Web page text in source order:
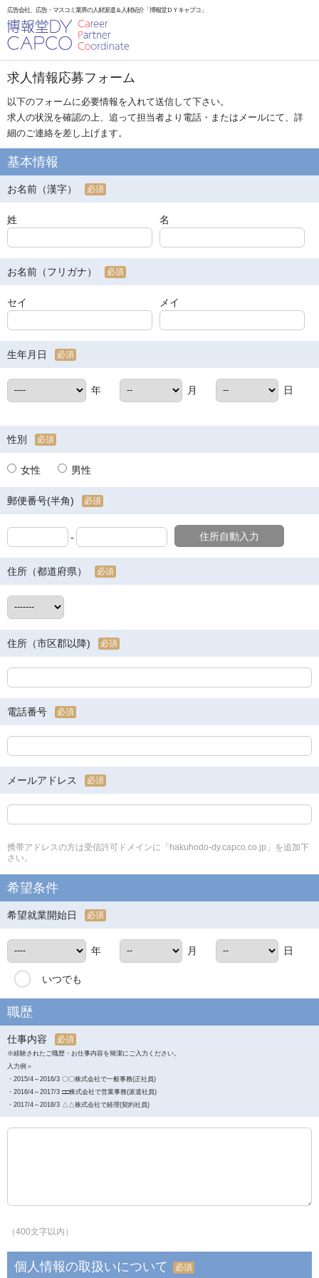
広告会社、広告・マスコミ業界の人材派遣＆人材紹介「博報堂ＤＹキャプコ」
求人情報応募フォーム
以下のフォームに必要情報を入れて送信して下さい。
求人の状況を確認の上、追って担当者より電話・またはメールにて、詳
細のご連絡を差し上げます。
基本情報
お名前（漢字） 必須
姓 名
お名前（フリガナ） 必須
セイ メイ
生年月日 必須
年 月 日
性別 必須
女性 男性
郵便番号(半角) 必須
- 住所自動入力
住所（都道府県） 必須
住所（市区郡以降) 必須
電話番号 必須
メールアドレス 必須
携帯アドレスの方は受信許可ドメインに「hakuhodo-dy.capco.co.jp」を追加下
さい。
希望条件
希望就業開始日 必須
年 月 日
いつでも
職歴
仕事内容 必須
※経験されたご職歴・お仕事内容を簡潔にご入力ください。
入力例＞
・2015/4～2016/3 〇〇株式会社で一般事務(正社員)
・2016/4～2017/3 □□株式会社で営業事務(派遣社員)
・2017/4～2018/3 △△株式会社で経理(契約社員)
（400文字以内）
個人情報の取扱いについて 必須